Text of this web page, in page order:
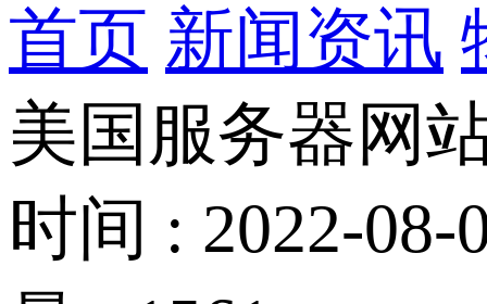
首页 新闻资讯
美国服务器网
时间 : 2022-08-